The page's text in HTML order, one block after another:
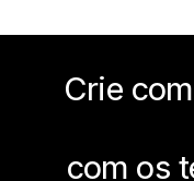
Crie
com os